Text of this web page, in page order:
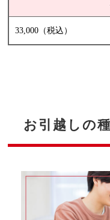
33,000（税込）
お引越しの